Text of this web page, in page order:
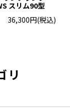
スリム90型
36,300円(税込)
リ